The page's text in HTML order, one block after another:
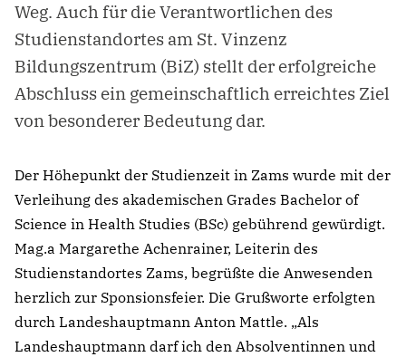
Weg. Auch für die Verantwortlichen des
Studienstandortes am St. Vinzenz
Bildungszentrum (BiZ) stellt der erfolgreiche
Abschluss ein gemeinschaftlich erreichtes Ziel
von besonderer Bedeutung dar.
Der Höhepunkt der Studienzeit in Zams wurde mit der
Verleihung des akademischen Grades Bachelor of
Science in Health Studies (BSc) gebührend gewürdigt.
Mag.a Margarethe Achenrainer, Leiterin des
Studienstandortes Zams, begrüßte die Anwesenden
herzlich zur Sponsionsfeier. Die Grußworte erfolgten
durch Landeshauptmann Anton Mattle. „Als
Landeshauptmann darf ich den Absolventinnen und